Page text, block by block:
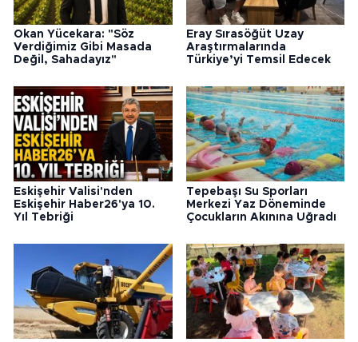
Okan Yücekara: "Söz
Verdiğimiz Gibi Masada
Değil, Sahadayız"
Eray Sırasöğüt Uzay
Araştırmalarında
Türkiye’yi Temsil Edecek
Eskişehir Valisi'nden
Eskişehir Haber26'ya 10.
Yıl Tebriği
Tepebaşı Su Sporları
Merkezi Yaz Döneminde
Çocukların Akınına Uğradı